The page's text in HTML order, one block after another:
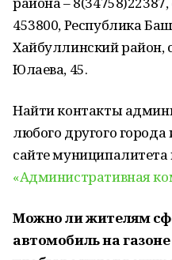
453800, Республика
Хайбуллинский район,
Юлаева, 45.
Найти контакты
любого другого
сайте муниципалитета
«Административная
Можно ли жителям
автомобиль на